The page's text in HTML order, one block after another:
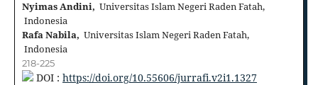
Nyimas Andini, Universitas Islam Negeri Raden Fatah,
Indonesia
Rafa Nabila, Universitas Islam Negeri Raden Fatah,
Indonesia
218-225
DOI : https://doi.org/10.55606/jurrafi.v2i1.1327